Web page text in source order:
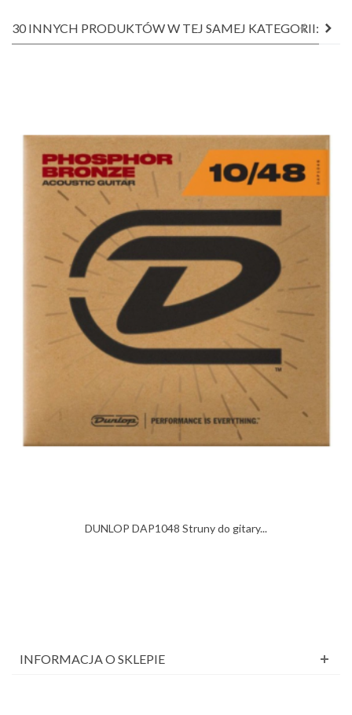
30 INNYCH PRODUKTÓW W TEJ SAMEJ KATEGORII:
DUNLOP DAP1048 Struny do gitary...
INFORMACJA O SKLEPIE